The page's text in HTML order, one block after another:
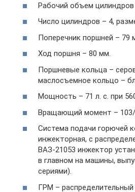
Рабочий объем цилиндров
Число цилиндров – 4,
Поперечник поршней – 79
Ход поршня – 80 мм.
Поршневые кольца –
маслосъемное кольцо –
Мощность – 71 л. с. при
Вращающий момент –
Система подачи горючей
инжекторная, с
ВАЗ-21053 инжектор
в главном на машины,
сериями).
ГРМ – распределительный